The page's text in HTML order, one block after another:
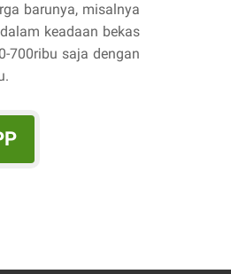
barunya, misalnya
keadaan bekas
700ribu saja dengan